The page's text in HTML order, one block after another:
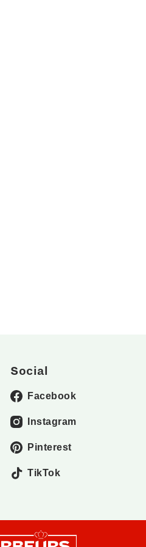
Social
Facebook
Instagram
Pinterest
TikTok